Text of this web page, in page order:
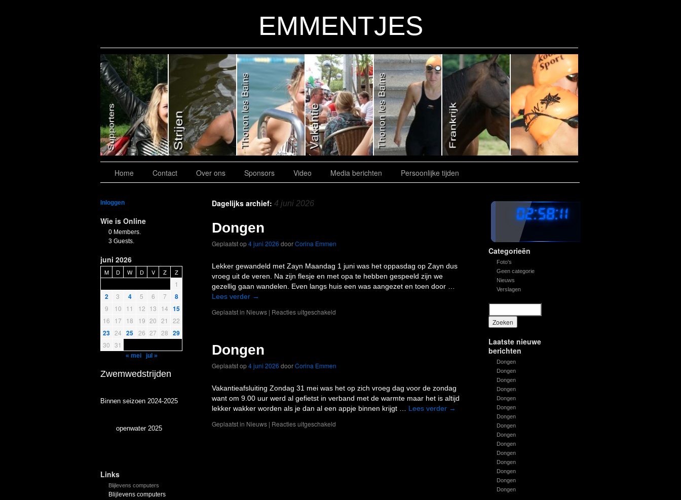
EMMENTJES
Home Contact Over ons Sponsors Video Media berichten Persoonlijke tijden
Inloggen
Wie is Online
0 Members.
3 Guests.
juni 2026
M D W D V Z Z
1
2 3 4 5 6 7 8
9 10 11 12 13 14 15
16 17 18 19 20 21 22
23 24 25 26 27 28 29
30 31
« mei jul »
Zwemwedstrijden
Binnen seizoen 2024-2025
openwater 2025
Links
Blijlevens computers
Blijlevens computers
02:58:12
Categorieën
Foto's
Geen categorie
Nieuws
Verslagen
Laatste nieuwe
berichten
Dongen
Dongen
Dongen
Dongen
Dongen
Dongen
Dongen
Dongen
Dongen
Dongen
Dongen
Dongen
Dongen
Dongen
Dongen
Dagelijks archief: 4 juni 2026
Dongen
Geplaatst op4 juni 2026 doorCorina Emmen
Lekker gewandeld met Zayn Maandag 1 juni was het oppasdag op Zayn dus
vroeg uit de veren. Na zijn flesje en met opa te hebben gespeeld zijn we
gezellig gaan wandelen. Even langs huis een was aangezet en toen door …
Lees verder →
Geplaatst in Nieuws | Reacties uitgeschakeld
Dongen
Geplaatst op4 juni 2026 doorCorina Emmen
Vakantieafsluiting Zondag 31 mei was het op zich vroeg dag voor de zondag
want om 9.00 uur werd al gefietst in verband met de warmte maar het is altijd
lekker wakker worden als je dan al een appje binnen krijgt … Lees verder →
Geplaatst in Nieuws | Reacties uitgeschakeld